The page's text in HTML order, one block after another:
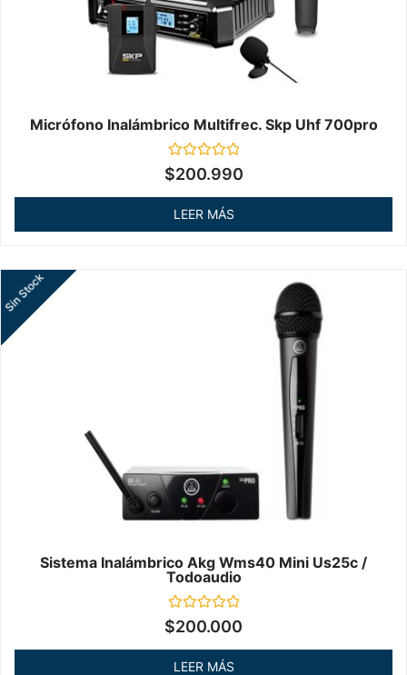
Micrófono Inalámbrico Multifrec. Skp Uhf 700pro
Valorado
en
$200.990
LEER MÁS
Sistema Inalámbrico Akg Wms40 Mini Us25c /
Todoaudio
Valorado
en
Sin Stock
$200.000
LEER MÁS